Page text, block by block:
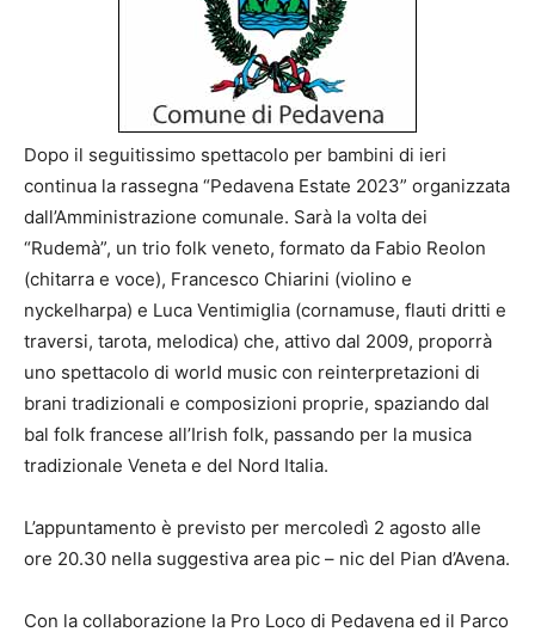
Dopo il seguitissimo spettacolo per bambini di ieri
continua la rassegna “Pedavena Estate 2023” organizzata
dall’Amministrazione comunale. Sarà la volta dei
“Rudemà”, un trio folk veneto, formato da Fabio Reolon
(chitarra e voce), Francesco Chiarini (violino e
nyckelharpa) e Luca Ventimiglia (cornamuse, flauti dritti e
traversi, tarota, melodica) che, attivo dal 2009, proporrà
uno spettacolo di world music con reinterpretazioni di
brani tradizionali e composizioni proprie, spaziando dal
bal folk francese all’Irish folk, passando per la musica
tradizionale Veneta e del Nord Italia.
L’appuntamento è previsto per mercoledì 2 agosto alle
ore 20.30 nella suggestiva area pic – nic del Pian d’Avena.
Con la collaborazione la Pro Loco di Pedavena ed il Parco